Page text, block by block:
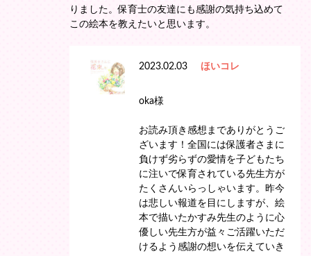
りました。保育士の友達にも感謝の気持ち込めて
この絵本を教えたいと思います。
2023.02.03 ほいコレ
oka様
お読み頂き感想までありがとうご
ざいます！全国には保護者さまに
負けず劣らずの愛情を子どもたち
に注いで保育されている先生方が
たくさんいらっしゃいます。昨今
は悲しい報道を目にしますが、絵
本で描いたかすみ先生のように心
優しい先生方が益々ご活躍いただ
けるよう感謝の想いを伝えていき